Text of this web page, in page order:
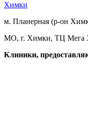
Химки
м. Планерная (р-он
МО, г. Химки, ТЦ Мега
Клиники,